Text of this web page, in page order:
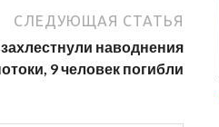
СЛЕДУЮЩАЯ СТАТЬЯ
наводнения
9 человек погибли